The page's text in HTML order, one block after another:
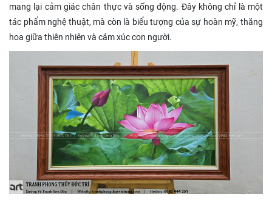
mang lại cảm giác chân thực và sống động. Đây không chỉ là một
tác phẩm nghệ thuật, mà còn là biểu tượng của sự hoàn mỹ, thăng
hoa giữa thiên nhiên và cảm xúc con người.